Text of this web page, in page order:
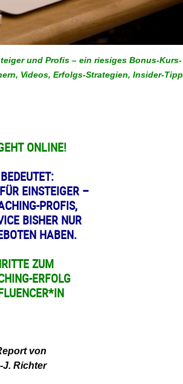
und Profis – ein riesiges Bonus-Kurs-
Videos, Erfolgs-Strategien, Insider-
ONLINE!
EINSTEIGER –
PROFIS,
BISHER NUR
HABEN.
ZUM
ERFOLG
von
J. Richter